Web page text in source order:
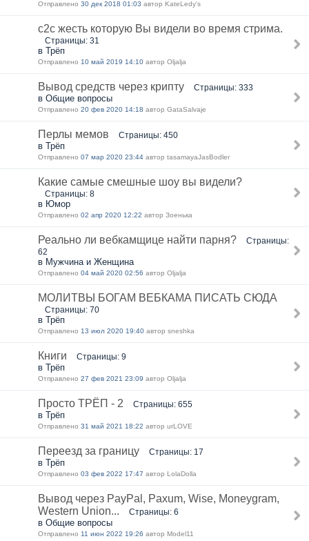
Отправлено 30 дек 2018 01:03 автор KateLedy's
с2с жесть которую Вы видели во время стрима.
Страницы: 31
в Трёп
Отправлено 10 май 2019 14:10 автор Oljalja
Вывод средств через крипту Страницы: 333
в Общие вопросы
Отправлено 20 фев 2020 14:18 автор GataSalvaje
Перлы мемов Страницы: 450
в Трёп
Отправлено 07 мар 2020 23:44 автор tasamayaJasBodler
Какие самые смешные шоу вы видели?
Страницы: 8
в Юмор
Отправлено 02 апр 2020 12:22 автор Зоенька
Реально ли вебкамщице найти парня?
Страницы:
62
в Мужчина и Женщина
Отправлено 04 май 2020 02:56 автор Oljalja
МОЛИТВЫ БОГАМ ВЕБКАМА ПИСАТЬ СЮДА
Страницы: 70
в Трёп
Отправлено 13 июл 2020 19:40 автор sneshka
Книги Страницы: 9
в Трёп
Отправлено 27 фев 2021 23:09 автор Oljalja
Просто ТРЁП - 2 Страницы: 655
в Трёп
Отправлено 31 май 2021 18:22 автор urLOVE
Переезд за границу Страницы: 17
в Трёп
Отправлено 03 фев 2022 17:47 автор LolaDolla
Вывод через PayPal, Paxum, Wise, Moneygram,
Western Union...
Страницы: 6
в Общие вопросы
Отправлено 11 июн 2022 19:26 автор Model11